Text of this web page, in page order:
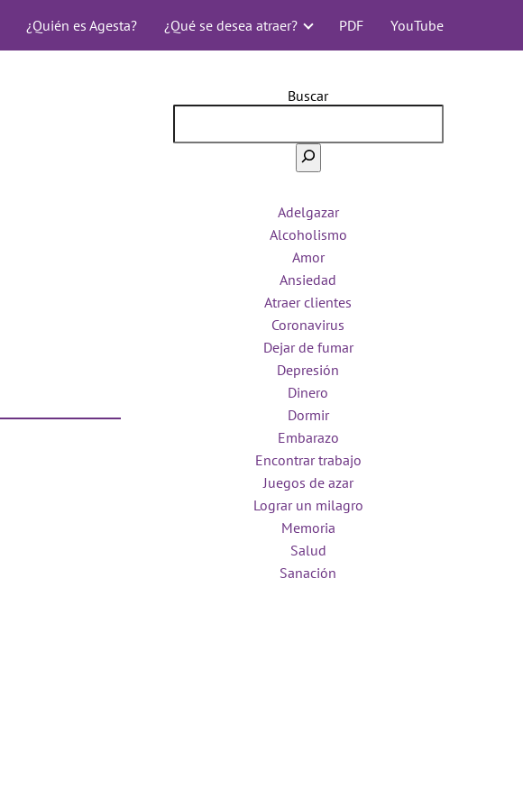
¿Quién es Agesta? ¿Qué se desea atraer? PDF YouTube
Buscar
Adelgazar
Alcoholismo
Amor
Ansiedad
Atraer clientes
Coronavirus
Dejar de fumar
Depresión
Dinero
Dormir
Embarazo
Encontrar trabajo
Juegos de azar
Lograr un milagro
Memoria
Salud
Sanación